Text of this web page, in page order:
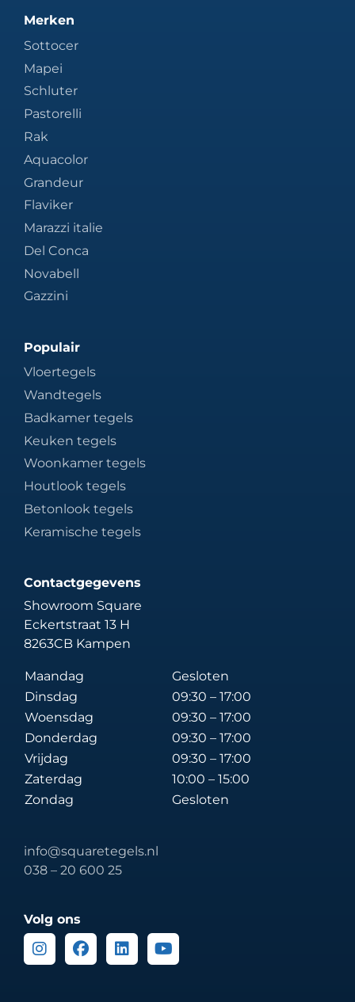
Merken
Sottocer
Mapei
Schluter
Pastorelli
Rak
Aquacolor
Grandeur
Flaviker
Marazzi italie
Del Conca
Novabell
Gazzini
Populair
Vloertegels
Wandtegels
Badkamer tegels
Keuken tegels
Woonkamer tegels
Houtlook tegels
Betonlook tegels
Keramische tegels
Contactgegevens
Showroom Square
Eckertstraat 13 H
8263CB Kampen
Maandag
Gesloten
Dinsdag
09:30 – 17:00
Woensdag
09:30 – 17:00
Donderdag
09:30 – 17:00
Vrijdag
09:30 – 17:00
Zaterdag
10:00 – 15:00
Zondag
Gesloten
info@squaretegels.nl
038 – 20 600 25
Volg ons
InstagramFacebook
LinkedinYoutube